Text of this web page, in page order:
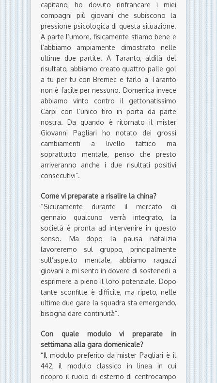
capitano, ho dovuto rinfrancare i miei
compagni più giovani che subiscono la
pressione psicologica di questa situazione.
A parte l’umore, fisicamente stiamo bene e
l’abbiamo ampiamente dimostrato nelle
ultime due partite. A Taranto, aldilà del
risultato, abbiamo creato quattro palle gol
a tu per tu con Bremec e farlo a Taranto
non è facile per nessuno. Domenica invece
abbiamo vinto contro il gettonatissimo
Carpi con l’unico tiro in porta da parte
nostra. Da quando è ritornato il mister
Giovanni Pagliari ho notato dei grossi
cambiamenti a livello tattico ma
soprattutto mentale, penso che presto
arriveranno anche i due risultati positivi
consecutivi”.
Come vi preparate a risalire la china?
“Sicuramente durante il mercato di
gennaio qualcuno verrà integrato, la
società è pronta ad intervenire in questo
senso. Ma dopo la pausa natalizia
lavoreremo sul gruppo, principalmente
sull’aspetto mentale, abbiamo ragazzi
giovani e mi sento in dovere di sostenerli a
esprimere a pieno il loro potenziale. Dopo
tante sconfitte è difficile, ma ripeto, nelle
ultime due gare la squadra sta emergendo,
bisogna dare continuità”.
Con quale modulo vi preparate in
settimana alla gara domenicale?
“Il modulo preferito da mister Pagliari è il
442, il modulo classico in linea in cui
ricopro il ruolo di esterno di centrocampo